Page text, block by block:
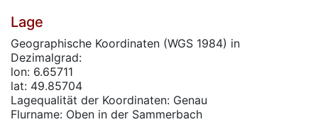
Lage
Geographische Koordinaten (WGS 1984) in
Dezimalgrad:
lon: 6.65711
lat: 49.85704
Lagequalität der Koordinaten: Genau
Flurname: Oben in der Sammerbach